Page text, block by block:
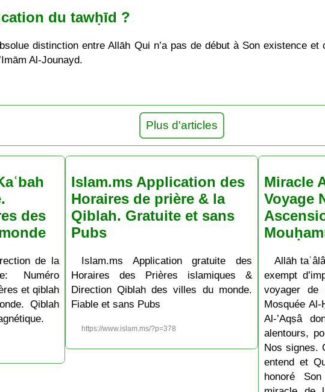
du tawḥīd ?
distinction entre Allāh Qui n’a pas de début à Son existence
Al-Jounayd.
Plus d'articles
des
de la
Numéro
et qiblah
Qiblah
Islam.ms Application des
Horaires de prière & la
Qiblah. Gratuite et sans
Pubs
Islam.ms Application gratuite des
Horaires des Prières islamiques &
Direction Qiblah des villes du monde.
Fiable et sans Pubs
https://www.islam.ms/?p=378
Miracle
Voyage
Allāh
exempt
voyager
Mosquée Al-
Al-’Aqṣâ
alentours,
Nos signes.
entend et
honoré